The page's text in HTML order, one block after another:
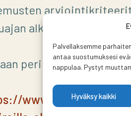
Palvellaksemme
antaa suostumuksesi
nappulaa. Pystyt
Hyväksy kaikki
alkuun mennessä.
perinnekylä
www.sipoo.fi/